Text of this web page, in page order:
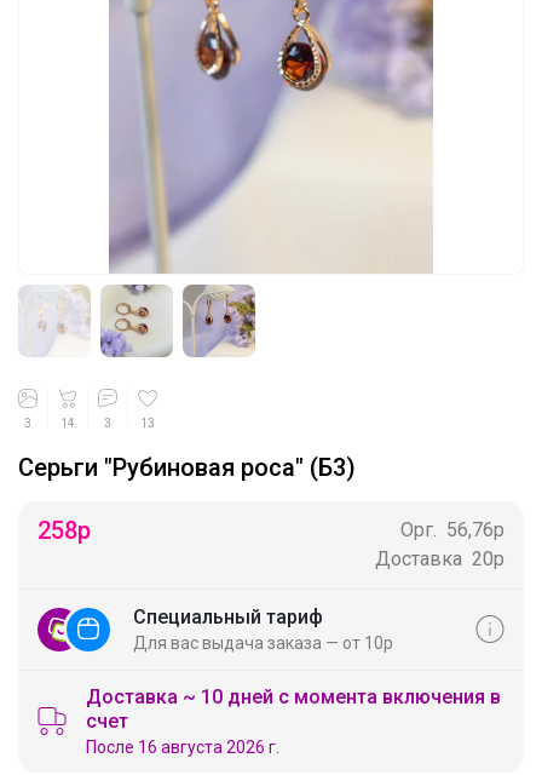
3 14 3 13
Серьги "Рубиновая роса" (Б3)
258р Орг.
56,76р
Доставка 20р
Специальный тариф
Для вас выдача заказа — от 10р
Доставка ~ 10 дней с момента включения в
счет
После 16 августа 2026 г.